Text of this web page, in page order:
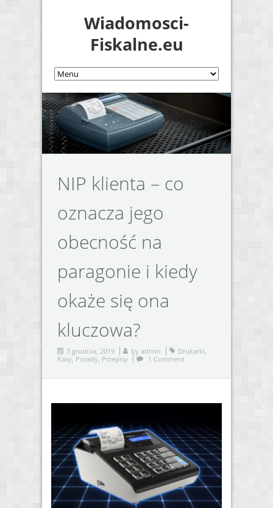
Wiadomosci-
Fiskalne.eu
NIP klienta – co
oznacza jego
obecność na
paragonie i kiedy
okaże się ona
kluczowa?
3 grudnia, 2019 by admin Drukarki,
Kasy, Porady, Przepisy 1 Comment